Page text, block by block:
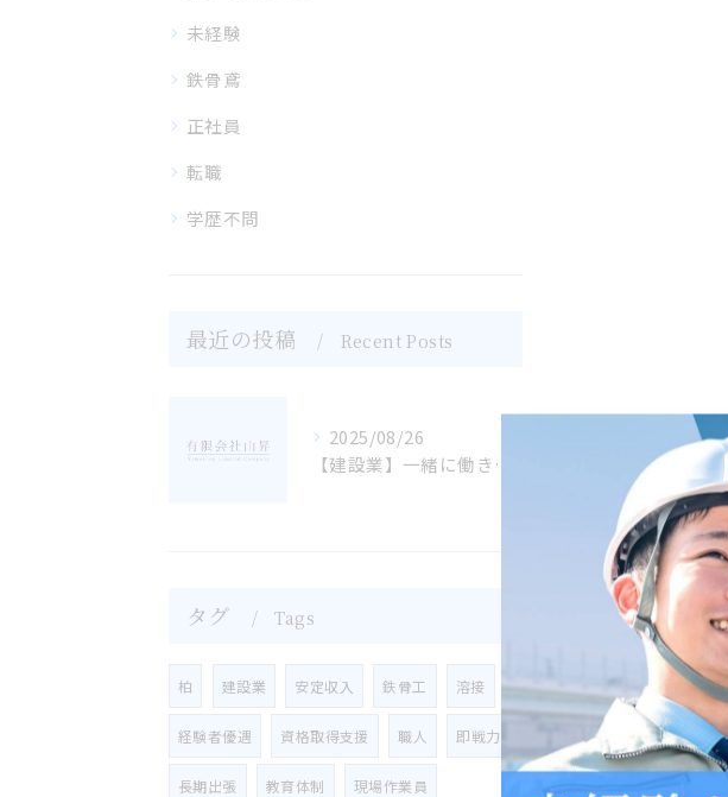
未経験
鉄骨鳶
正社員
転職
学歴不問
最近の投稿 Recent Posts
2025/08/26
【建設業】一緒に働きませんか？
タグ Tags
柏 建設業 安定収入 ​鉄骨工 溶接
経験者優遇 資格取得支援 職人 即戦力
長期出張 教育体制 現場作業員